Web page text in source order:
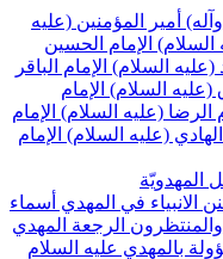
(عليه
الحسين
الإمام الباقر
الإمام
الإمام
الإمام
أسماء
المهدي
السلام